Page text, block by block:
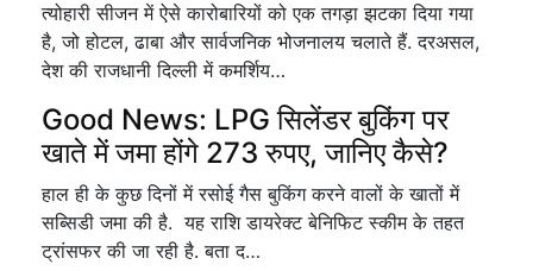
त्योहारी सीजन में ऐसे कारोबारियों को एक तगड़ा झटका दिया गया
है, जो होटल, ढाबा और सार्वजनिक भोजनालय चलाते हैं. दरअसल,
देश की राजधानी दिल्ली में कमर्शिय…
Good News: LPG सिलेंडर बुकिंग पर
खाते में जमा होंगे 273 रुपए, जानिए कैसे?
हाल ही के कुछ दिनों में रसोई गैस बुकिंग करने वालों के खातों में
सब्सिडी जमा की है. यह राशि डायरेक्ट बेनिफिट स्कीम के तहत
ट्रांसफर की जा रही है. बता द…